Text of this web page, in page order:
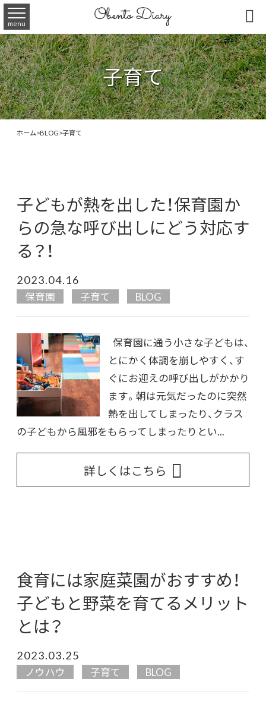
menu 
子育て
ホーム>BLOG>子育て
子どもが熱を出した！保育園か
らの急な呼び出しにどう対応す
る？！
2023.04.16
保育園 子育て BLOG
保育園に通う小さな子どもは、
とにかく体調を崩しやすく、す
ぐにお迎えの呼び出しがかかり
ます。朝は元気だったのに突然
熱を出してしまったり、クラス
の子どもから風邪をもらってしまったりとい...
詳しくはこちら
食育には家庭菜園がおすすめ！
子どもと野菜を育てるメリット
とは？
2023.03.25
ノウハウ 子育て BLOG